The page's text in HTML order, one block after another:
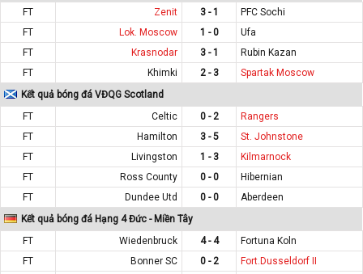
FT
Zenit 3 - 1
PFC Sochi
FT
Lok. Moscow 1 - 0
Ufa
FT
Krasnodar 3 - 1
Rubin Kazan
FT
Khimki 2 - 3
Spartak Moscow
Kết quả bóng đá VĐQG Scotland
FT
Celtic 0 - 2
Rangers
FT
Hamilton 3 - 5
St. Johnstone
FT
Livingston 1 - 3
Kilmarnock
FT
Ross County 0 - 0
Hibernian
FT
Dundee Utd 0 - 0
Aberdeen
Kết quả bóng đá Hạng 4 Đức - Miền Tây
FT
Wiedenbruck 4 - 4
Fortuna Koln
FT
Bonner SC 0 - 2
Fort.Dusseldorf II